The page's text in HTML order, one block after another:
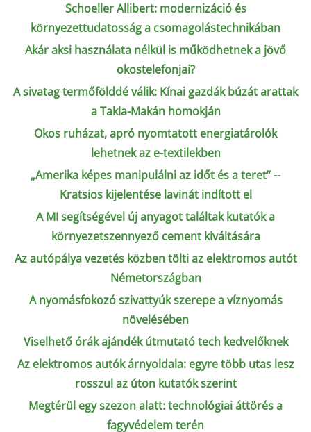
Schoeller Allibert: modernizáció és
környezettudatosság a csomagolástechnikában
Akár aksi használata nélkül is működhetnek a jövő
okostelefonjai?
A sivatag termőfölddé válik: Kínai gazdák búzát arattak
a Takla-Makán homokján
Okos ruházat, apró nyomtatott energiatárolók
lehetnek az e-textilekben
„Amerika képes manipulálni az időt és a teret” --
Kratsios kijelentése lavinát indított el
A MI segítségével új anyagot találtak kutatók a
környezetszennyező cement kiváltására
Az autópálya vezetés közben tölti az elektromos autót
Németországban
A nyomásfokozó szivattyúk szerepe a víznyomás
növelésében
Viselhető órák ajándék útmutató tech kedvelőknek
Az elektromos autók árnyoldala: egyre több utas lesz
rosszul az úton kutatók szerint
Megtérül egy szezon alatt: technológiai áttörés a
fagyvédelem terén